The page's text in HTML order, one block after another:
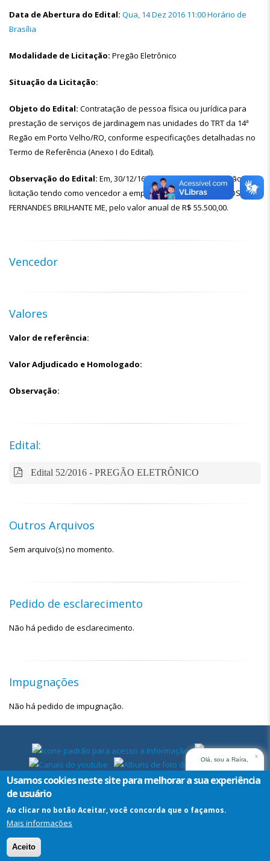
Data de Abertura do Edital: Qua, 14 Dez 2016 11:00 Horário de
Brasília
Modalidade de Licitação: Pregão Eletrônico
Situação da Licitação:
Objeto do Edital: Contratação de pessoa física ou jurídica para
prestação de serviços de jardinagem nas unidades do TRT da 14ª
Regão em Porto Velho/RO, conforme especificações detalhadas no
Termo de Referência (Anexo I do Edital).
Observação do Edital: Em, 30/12/16 publicada a homologação da
licitação tendo como vencedor a empresa WANDIRSON CARLOS
FERNANDES BRILHANTE ME, pelo valor anual de R$ 55.500,00.
Vencedor
Valores
Valor de referência:
Valor Adjudicado e Homologado:
Observação:
Edital:
Edital 52/2016 - PREGÃO ELETRÔNICO
Outros Arquivos
Sem arquivo(s) no momento.
Pedido de esclarecimento
Não há pedido de esclarecimento.
Impugnações
Não há pedido de impugnação.
Olá, sou a Raíra,
assistente virtual do
TRT14. Em que posso
x
Usamos cookies neste site para melhorar a sua experiência
de usuário
Ao clicar no botão Aceitar, você concorda que o façamos.
Mais informações
Aceito